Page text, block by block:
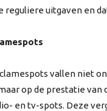
reguliere uitgaven en
vallen niet
op de prestatie
en tv-spots. Deze